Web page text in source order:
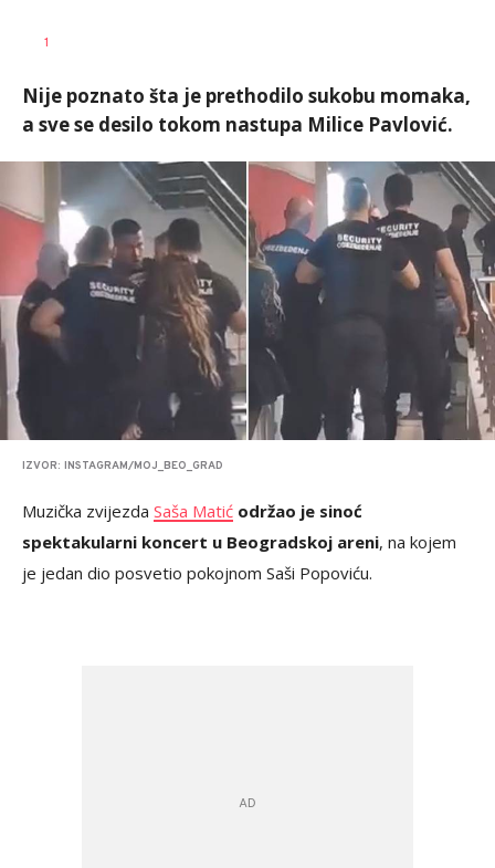
1
Nije poznato šta je prethodilo sukobu momaka,
a sve se desilo tokom nastupa Milice Pavlović.
IZVOR: INSTAGRAM/MOJ_BEO_GRAD
Muzička zvijezda Saša Matić održao je sinoć
spektakularni koncert u Beogradskoj areni, na kojem
je jedan dio posvetio pokojnom Saši Popoviću.